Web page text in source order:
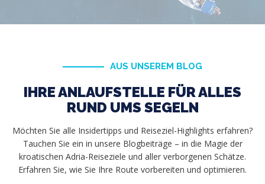
AUS UNSEREM BLOG
IHRE ANLAUFSTELLE FÜR ALLES
RUND UMS SEGELN
Möchten Sie alle Insidertipps und Reiseziel-Highlights erfahren?
Tauchen Sie ein in unsere Blogbeiträge – in die Magie der
kroatischen Adria-Reiseziele und aller verborgenen Schätze.
Erfahren Sie, wie Sie Ihre Route vorbereiten und optimieren.